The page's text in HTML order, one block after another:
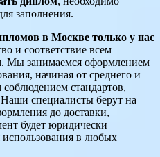
заполнения.
в Москве только у нас
и соответствие всем
Мы занимаемся оформлением
начиная от среднего и
стандартов,
специалисты берут на
до доставки,
будет юридически
в любых